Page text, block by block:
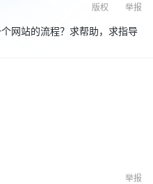
举报
版权
网站的流程？求帮助，求指导
举报